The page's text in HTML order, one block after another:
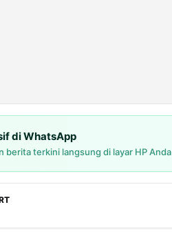
di WhatsApp
berita terkini langsung di layar HP Anda